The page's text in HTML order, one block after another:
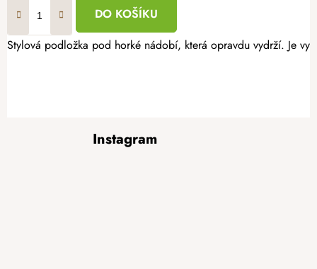
DO KOŠÍKU
Stylová podložka pod horké nádobí, která opravdu vydrží. Je
Instagram